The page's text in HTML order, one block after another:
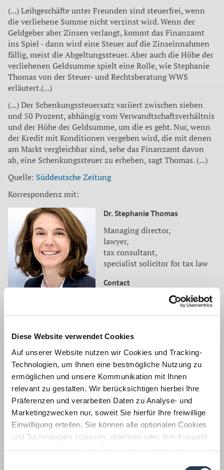
Diese Website verwendet Cookies
Auf unserer Website nutzen wir Cookies und Tracking-
Technologien, um Ihnen eine bestmögliche Nutzung zu
ermöglichen und unsere Kommunikation mit Ihnen
relevant zu gestalten. Wir berücksichtigen hierbei Ihre
Präferenzen und verarbeiten Daten zu Analyse- und
Marketingzwecken nur, soweit Sie hierfür Ihre freiwillige
Einwilligung erteilen. Sie können alle optionalen Cookies
und Technologien zulassen, ablehnen oder Ihre Auswahl
(...) Leihgeschäfte unter Freunden sind steuerfrei, wenn
die verliehene Summe nicht verzinst wird. Wenn der
Geldgeber aber Zinsen verlangt, kommt das Finanzamt
ins Spiel - dann wird eine Steuer auf die Zinseinnahmen
fällig, meist die Abgeltungssteuer. Aber auch die Höhe der
verliehenen Geldsumme spielt eine Rolle, wie Stephanie
Thomas von der Steuer- und Rechtsberatung WWS
erläutert.(...)
(...) Der Schenkungssteuersatz variiert zwischen sieben
und 50 Prozent, abhängig vom Verwandtschaftsverhältnis
und der Höhe der Geldsumme, um die es geht. Nur, wenn
der Kredit mit Konditionen vergeben wird, die mit denen
am Markt vergleichbar sind, sehe das Finanzamt davon
ab, eine Schenkungssteuer zu erheben, sagt Thomas. (...)
Quelle: Süddeutsche Zeitung
Korrespondenz mit:
Dr. Stephanie Thomas
Managing director,
lawyer,
tax consultant,
specialist solicitor for tax law
Contact
Tel.: 0049 2166 971-130
sthomas@wws-mg.de
Zurück
Auf dem neuesten Stand
Unsere Mitarbeiter befassen sich für unsere Mandanten
laufend mit aktuellen Themen aus
Wirtschaftsprüfung ›